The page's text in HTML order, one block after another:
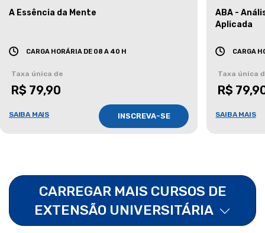
A Essência da Mente
CARGA HORÁRIA DE 08 A 40 H
Taxa única de
R$ 79,90
SAIBA MAIS INSCREVA-SE
ABA -
Aplicada
CARGA
Taxa única
R$
SAIBA MAIS
CARREGAR MAIS CURSOS DE
EXTENSÃO UNIVERSITÁRIA